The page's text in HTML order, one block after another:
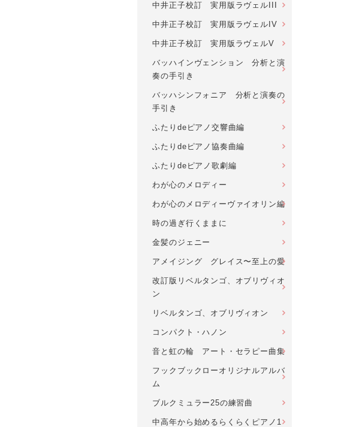
中井正子校訂 実用版ラヴェルIII
中井正子校訂 実用版ラヴェルIV
中井正子校訂 実用版ラヴェルV
バッハインヴェンション 分析と演
奏の手引き
バッハシンフォニア 分析と演奏の
手引き
ふたりdeピアノ交響曲編
ふたりdeピアノ協奏曲編
ふたりdeピアノ歌劇編
わが心のメロディー
わが心のメロディーヴァイオリン編
時の過ぎ行くままに
金髪のジェニー
アメイジング グレイス〜至上の愛
改訂版リベルタンゴ、オブリヴィオ
ン
リベルタンゴ、オブリヴィオン
コンパクト・ハノン
音と虹の輪 アート・セラピー曲集
フックブックローオリジナルアルバ
ム
ブルクミュラー25の練習曲
中高年から始めるらくらくピアノ1